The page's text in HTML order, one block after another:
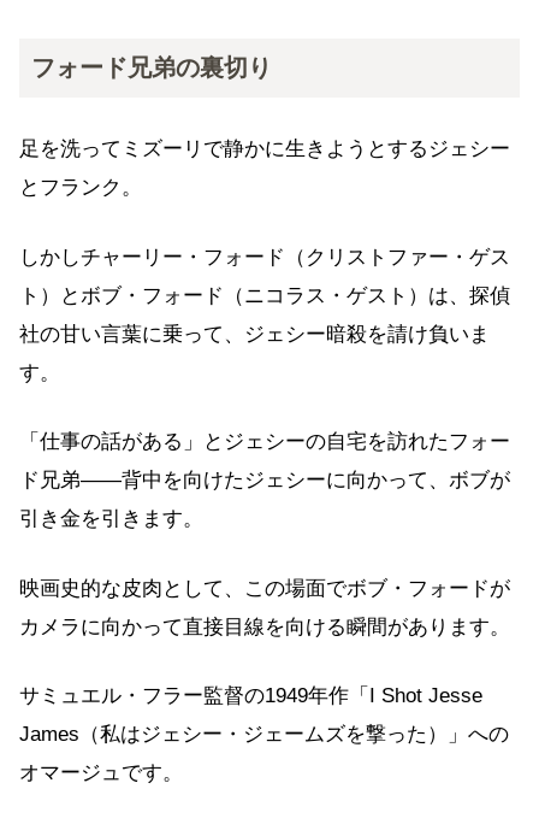
フォード兄弟の裏切り
足を洗ってミズーリで静かに生きようとするジェシー
とフランク。
しかしチャーリー・フォード（クリストファー・ゲス
ト）とボブ・フォード（ニコラス・ゲスト）は、探偵
社の甘い言葉に乗って、ジェシー暗殺を請け負いま
す。
「仕事の話がある」とジェシーの自宅を訪れたフォー
ド兄弟——背中を向けたジェシーに向かって、ボブが
引き金を引きます。
映画史的な皮肉として、この場面でボブ・フォードが
カメラに向かって直接目線を向ける瞬間があります。
サミュエル・フラー監督の1949年作「I Shot Jesse
James（私はジェシー・ジェームズを撃った）」への
オマージュです。